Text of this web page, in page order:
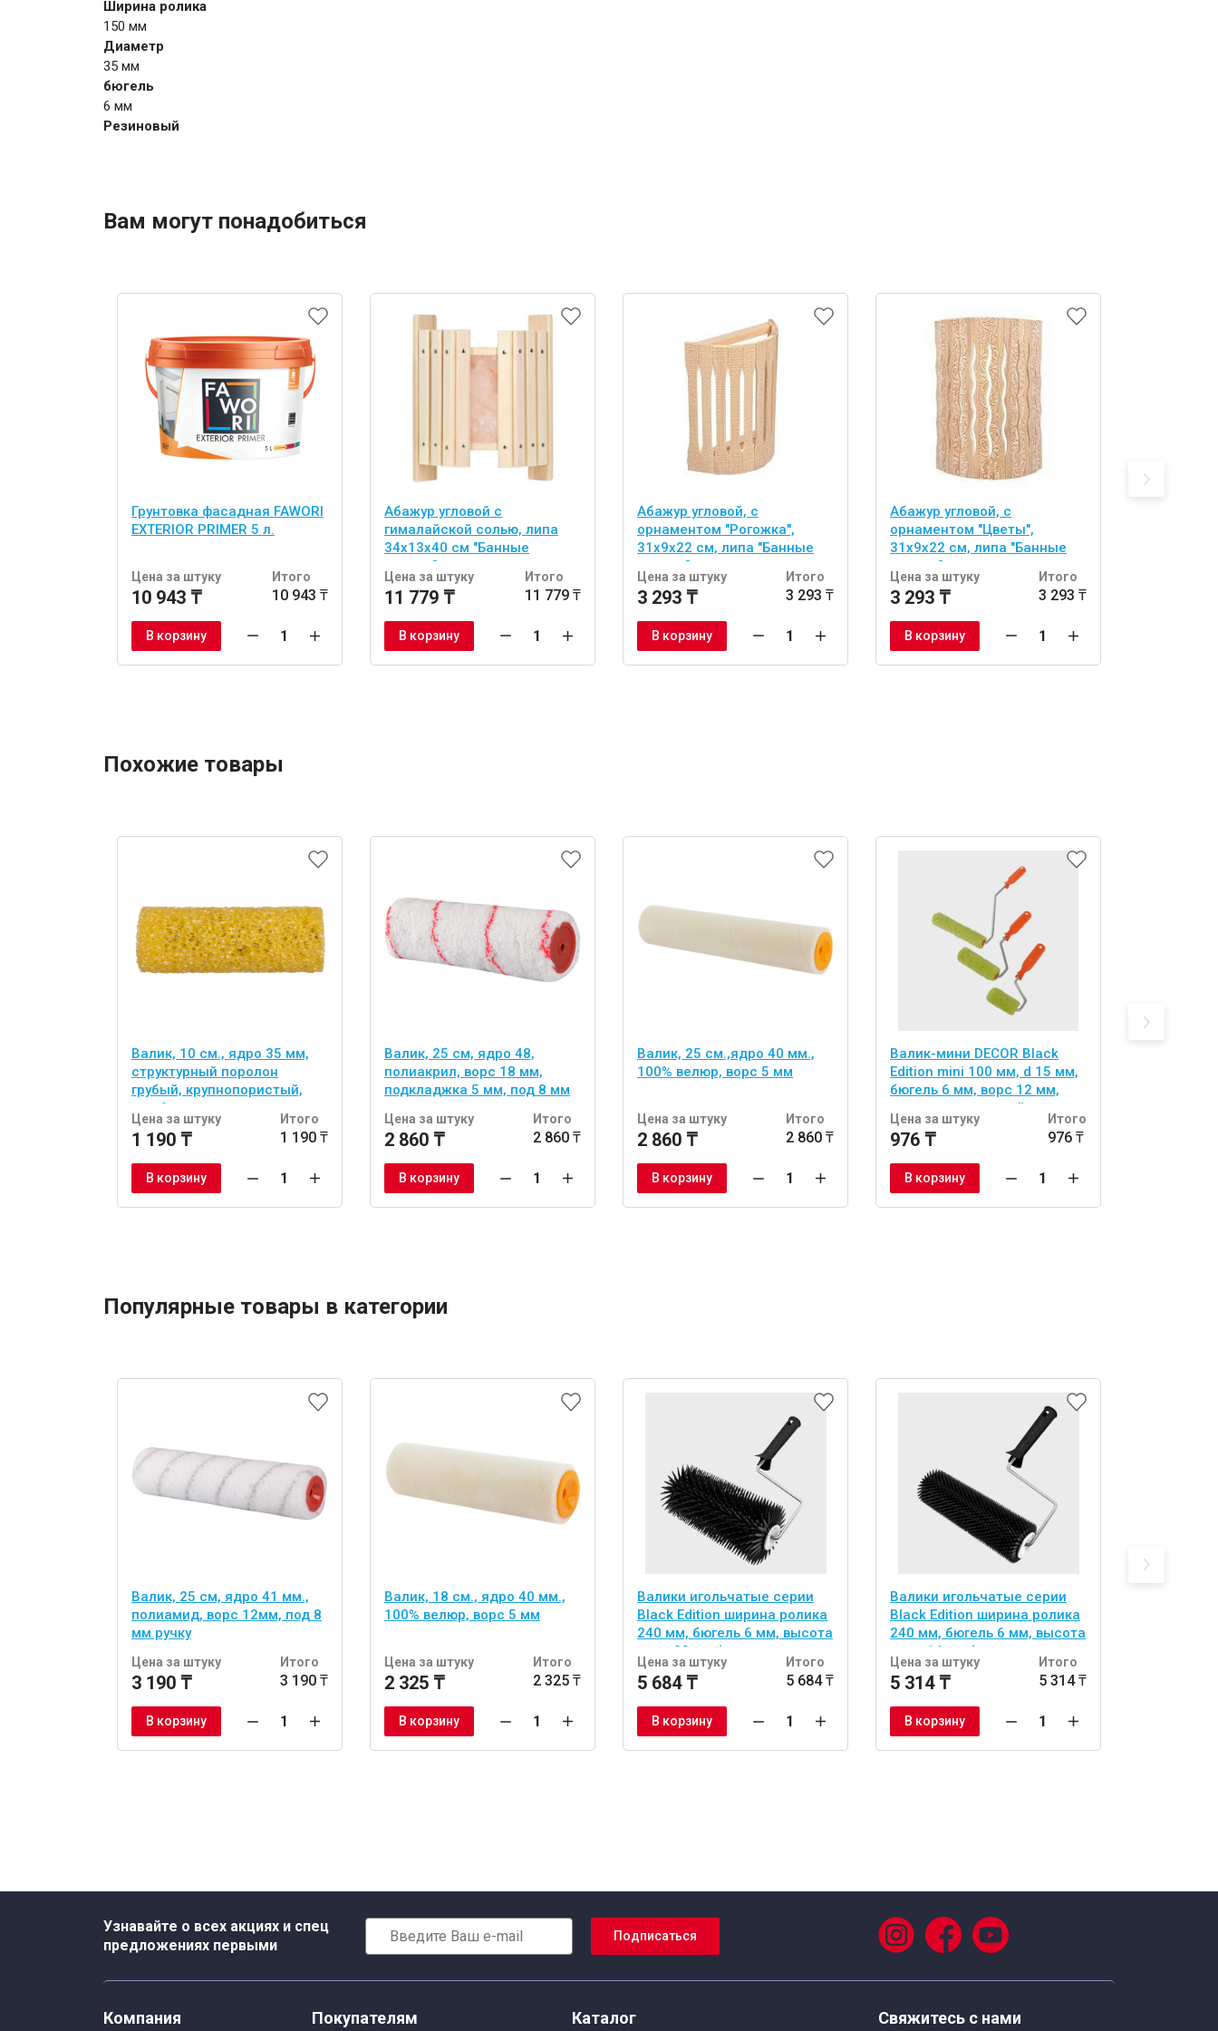
Ширина ролика
150 мм
Диаметр
35 мм
бюгель
6 мм
Резиновый
Вам могут понадобиться
Грунтовка фасадная FAWORI
EXTERIOR PRIMER 5 л.
Цена за штуку
10 943 ₸
Итого
10 943 ₸
В корзину
Абажур угловой с
гималайской солью, липа
34х13х40 см "Банные
штучки"
Цена за штуку
11 779 ₸
Итого
11 779 ₸
В корзину
Абажур угловой, с
орнаментом "Рогожка",
31х9х22 см, липа "Банные
штучки"
Цена за штуку
3 293 ₸
Итого
3 293 ₸
В корзину
Абажур угловой, с
орнаментом "Цветы",
31х9х22 см, липа "Банные
штучки"
Цена за штуку
3 293 ₸
Итого
3 293 ₸
В корзину
Похожие товары
Валик, 10 см., ядро 35 мм,
структурный поролон
грубый, крупнопористый,
под 6 мм ручку.
Цена за штуку
1 190 ₸
Итого
1 190 ₸
В корзину
Валик, 25 см, ядро 48,
полиакрил, ворс 18 мм,
подкладжка 5 мм, под 8 мм
Цена за штуку
2 860 ₸
Итого
2 860 ₸
В корзину
Валик, 25 см.,ядро 40 мм.,
100% велюр, ворс 5 мм
Цена за штуку
2 860 ₸
Итого
2 860 ₸
В корзину
Валик-мини DECOR Black
Edition mini 100 мм, d 15 мм,
бюгель 6 мм, ворс 12 мм,
полиакрил зеленый, ручка
стандарт mini
Цена за штуку
976 ₸
Итого
976 ₸
В корзину
Популярные товары в категории
Валик, 25 см, ядро 41 мм.,
полиамид, ворс 12мм, под 8
мм ручку
Цена за штуку
3 190 ₸
Итого
3 190 ₸
В корзину
Валик, 18 см., ядро 40 мм.,
100% велюр, ворс 5 мм
Цена за штуку
2 325 ₸
Итого
2 325 ₸
В корзину
Валики игольчатые серии
Black Edition ширина ролика
240 мм, бюгель 6 мм, высота
иглы 28 мм (для наливных
полов)
Цена за штуку
5 684 ₸
Итого
5 684 ₸
В корзину
Валики игольчатые серии
Black Edition ширина ролика
240 мм, бюгель 6 мм, высота
иглы 14 мм (для наливных
полов)
Цена за штуку
5 314 ₸
Итого
5 314 ₸
В корзину
Узнавайте о всех акциях и спец
предложениях первыми
Подписаться
Компания Покупателям Каталог Свяжитесь с нами